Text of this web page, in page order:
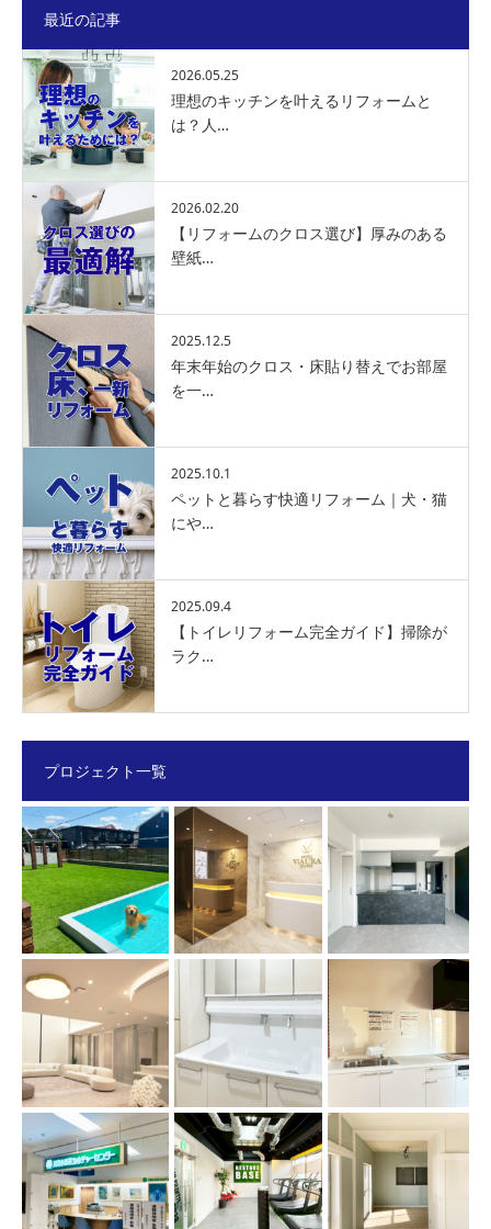
最近の記事
2026.05.25
理想のキッチンを叶えるリフォームと
は？人…
2026.02.20
【リフォームのクロス選び】厚みのある
壁紙…
2025.12.5
年末年始のクロス・床貼り替えでお部屋
を一…
2025.10.1
ペットと暮らす快適リフォーム｜犬・猫
にや…
2025.09.4
【トイレリフォーム完全ガイド】掃除が
ラク…
プロジェクト一覧